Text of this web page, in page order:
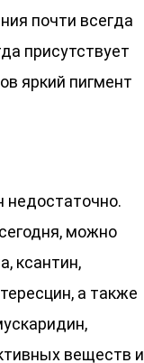
почти всегда
присутствует
яркий пигмент
недостаточно.
можно
ксантин,
а также
веществ и